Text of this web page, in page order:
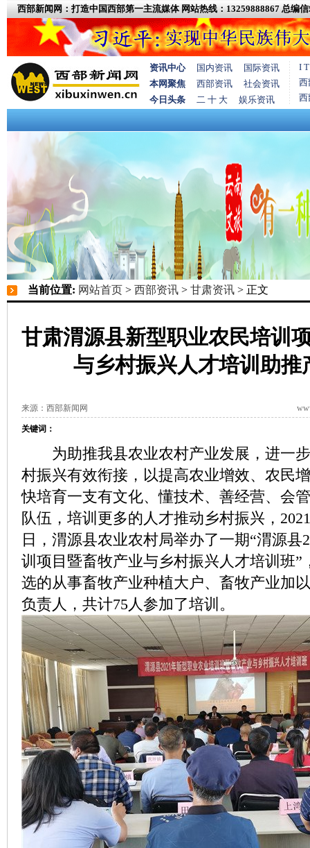
西部新闻网：打造中国西部第一主流媒体 网站热线：13259888867 总编信
资讯中心 国内资讯
国际资讯
本网聚焦
西部资讯
社会资讯
今日头条
二 十 大 娱乐资讯
I
西
西
当前位置: 网站首页 > 西部资讯 > 甘肃资讯 > 正文
甘肃渭源县新型职业农民培训
与乡村振兴人才培训助推
来源：西部新闻网
关键词：
为助推我县农业农村产业发展，进一步
村振兴有效衔接，以提高农业增效、农民
快培育一支有文化、懂技术、善经营、会
队伍，培训更多的人才推动乡村振兴，
日，渭源县农业农村局举办了一期“渭源县
训项目暨畜牧产业与乡村振兴人才培训班”
选的从事畜牧产业种植大户、畜牧产业加
负责人，共计75人参加了培训。